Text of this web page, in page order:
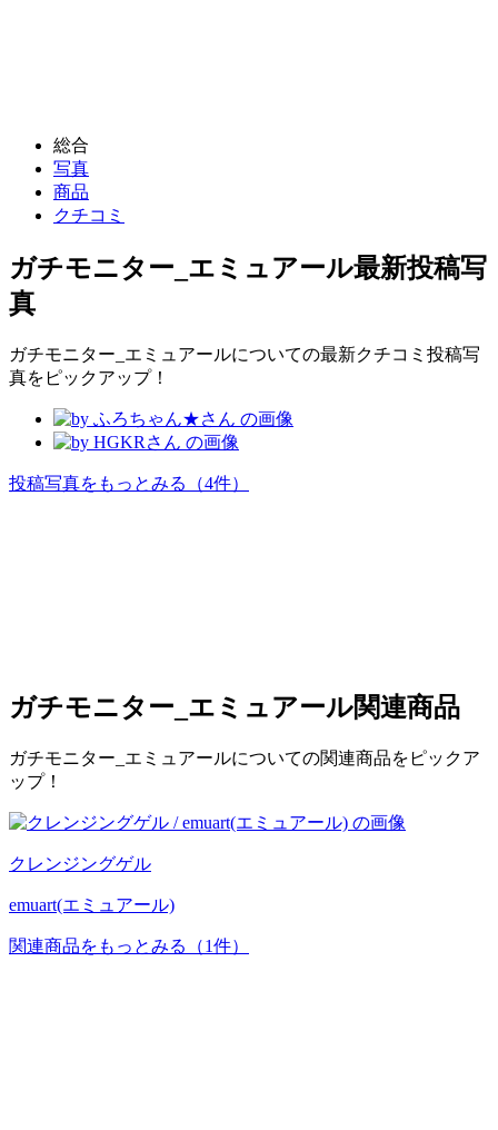
総合
写真
商品
クチコミ
ガチモニター_エミュアール最新投稿写
真
ガチモニター_エミュアールについての最新クチコミ投稿写
真をピックアップ！
投稿写真をもっとみる （4件）
ガチモニター_エミュアール関連商品
ガチモニター_エミュアールについての関連商品をピックア
ップ！
クレンジングゲル
emuart(エミュアール)
関連商品をもっとみる （1件）